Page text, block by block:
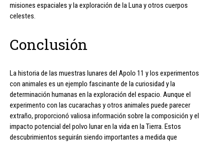
misiones espaciales y la exploración de la Luna y otros cuerpos
celestes.
Conclusión
La historia de las muestras lunares del Apolo 11 y los experimentos
con animales es un ejemplo fascinante de la curiosidad y la
determinación humanas en la exploración del espacio. Aunque el
experimento con las cucarachas y otros animales puede parecer
extraño, proporcionó valiosa información sobre la composición y el
impacto potencial del polvo lunar en la vida en la Tierra. Estos
descubrimientos seguirán siendo importantes a medida que